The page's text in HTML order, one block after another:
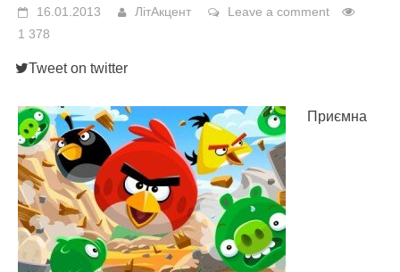
16.01.2013 ЛітАкцент
Leave a comment
1 378
Tweet on twitter
Приємна